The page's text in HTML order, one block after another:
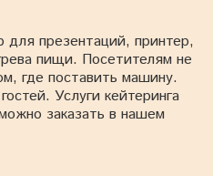
для презентаций, принтер,
пищи. Посетителям не
где поставить машину.
Услуги кейтеринга
заказать в нашем